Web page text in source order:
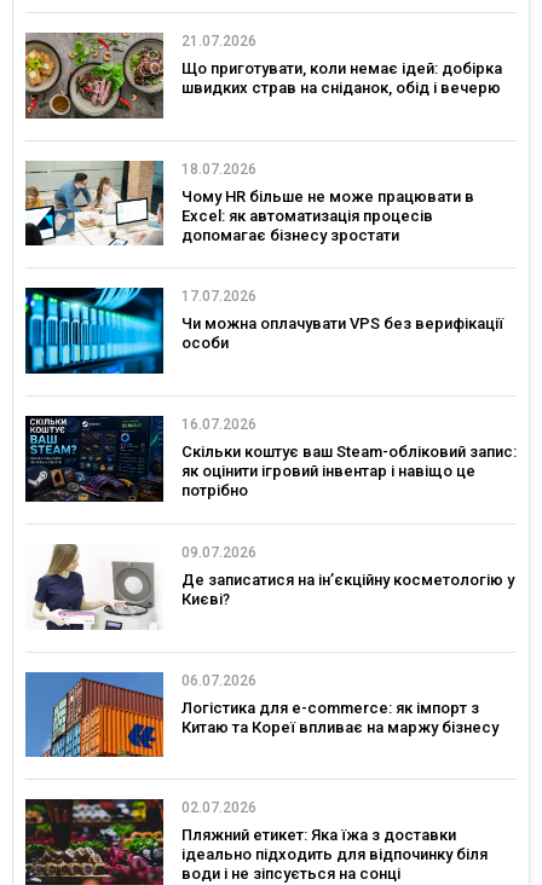
21.07.2026
Що приготувати, коли немає ідей: добірка
швидких страв на сніданок, обід і вечерю
18.07.2026
Чому HR більше не може працювати в
Excel: як автоматизація процесів
допомагає бізнесу зростати
17.07.2026
Чи можна оплачувати VPS без верифікації
особи
16.07.2026
Скільки коштує ваш Steam-обліковий запис:
як оцінити ігровий інвентар і навіщо це
потрібно
09.07.2026
Де записатися на ін’єкційну косметологію у
Києві?
06.07.2026
Логістика для e-commerce: як імпорт з
Китаю та Кореї впливає на маржу бізнесу
02.07.2026
Пляжний етикет: Яка їжа з доставки
ідеально підходить для відпочинку біля
води і не зіпсується на сонці